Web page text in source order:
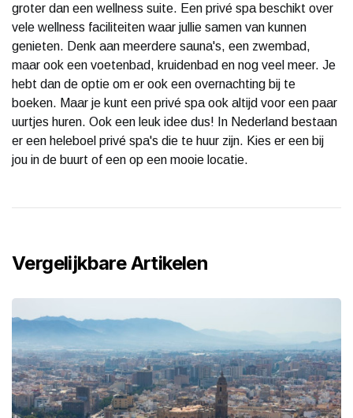
groter dan een wellness suite. Een privé spa beschikt over
vele wellness faciliteiten waar jullie samen van kunnen
genieten. Denk aan meerdere sauna's, een zwembad,
maar ook een voetenbad, kruidenbad en nog veel meer. Je
hebt dan de optie om er ook een overnachting bij te
boeken. Maar je kunt een privé spa ook altijd voor een paar
uurtjes huren. Ook een leuk idee dus! In Nederland bestaan
er een heleboel privé spa's die te huur zijn. Kies er een bij
jou in de buurt of een op een mooie locatie.
Vergelijkbare Artikelen